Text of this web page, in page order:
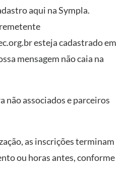
aqui na Sympla.
esteja cadastrado em
mensagem não caia na
não associados e parceiros
as inscrições terminam
ou horas antes, conforme